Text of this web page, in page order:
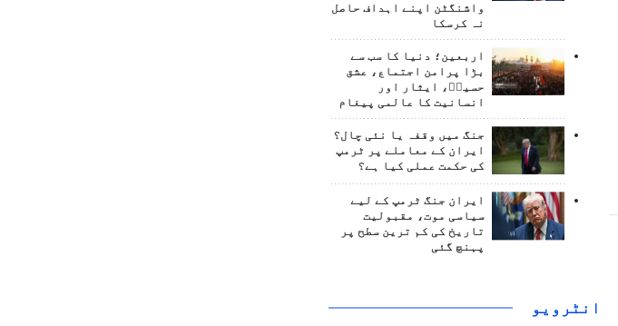
واشنگٹن اپنے اہداف حاصل
نہ کرسکا
اربعین؛ دنیا کا سب سے
بڑا پرامن اجتماع، عشق
حسینؑ، ایثار اور
انسانیت کا عالمی پیغام
جنگ میں وقفہ یا نئی چال؟
ایران کے معاملے پر ٹرمپ
کی حکمت عملی کیا ہے؟
ایران جنگ ٹرمپ کے لیے
سیاسی موت، مقبولیت
تاریخ کی کم ترین سطح پر
پہنچ گئی
انٹرويو